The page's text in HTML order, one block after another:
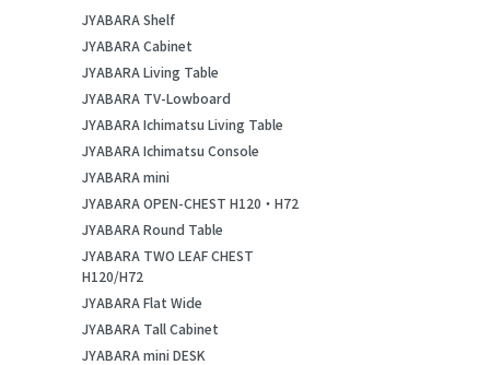
JYABARA Shelf
JYABARA Cabinet
JYABARA Living Table
JYABARA TV-Lowboard
JYABARA Ichimatsu Living Table
JYABARA Ichimatsu Console
JYABARA mini
JYABARA OPEN-CHEST H120・H72
JYABARA Round Table
JYABARA TWO LEAF CHEST
H120/H72
JYABARA Flat Wide
JYABARA Tall Cabinet
JYABARA mini DESK